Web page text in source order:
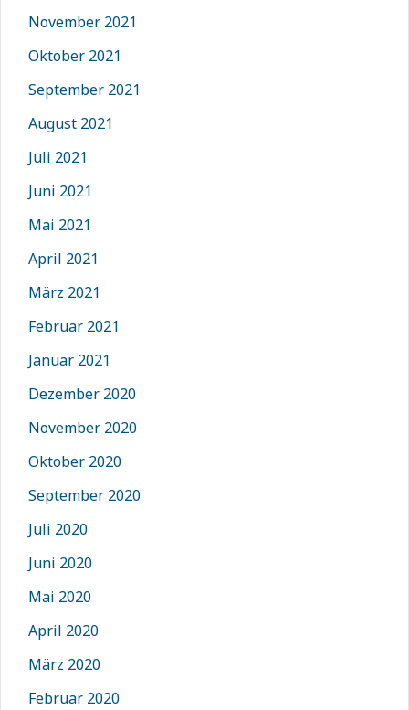
November 2021
Oktober 2021
September 2021
August 2021
Juli 2021
Juni 2021
Mai 2021
April 2021
März 2021
Februar 2021
Januar 2021
Dezember 2020
November 2020
Oktober 2020
September 2020
Juli 2020
Juni 2020
Mai 2020
April 2020
März 2020
Februar 2020